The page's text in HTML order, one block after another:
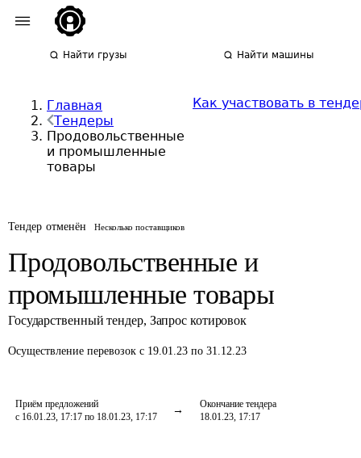
Найти грузы Найти машины
Главная
Тендеры
Продовольственные
и промышленные
товары
Как участвовать в
Тендер отменён Несколько поставщиков
Продовольственные и
промышленные товары
Государственный тендер, Запрос котировок
Осуществление перевозок с 19.01.23 по 31.12.23
Приём предложений
с 16.01.23, 17:17 по 18.01.23, 17:17
Окончание тендера
18.01.23, 17:17